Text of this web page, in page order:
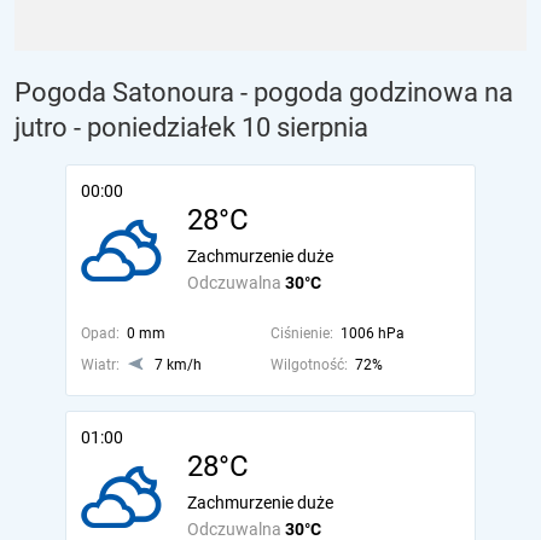
Pogoda Satonoura - pogoda godzinowa na
jutro - poniedziałek 10 sierpnia
00:00
28°C
Odczuwalna 30°C
Zachmurzenie duże
Opad: 0 mm Ciśnienie: 1006 hPa
Wiatr:
7 km/h Wilgotność: 72%
01:00
28°C
Odczuwalna 30°C
Zachmurzenie duże